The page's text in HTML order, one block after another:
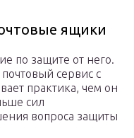
ящики
по защите от него.
сервис с
практика, чем он
сил
вопроса защиты